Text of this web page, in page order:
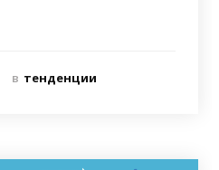
в тенденции